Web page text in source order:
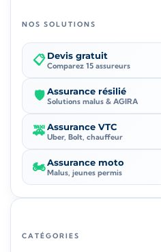
NOS SOLUTIONS
📋 Devis gratuit
Comparez 15 assureurs
🛡️ Assurance résilié
Solutions malus & AGIRA
🚕Assurance VTC
Uber, Bolt, chauffeur
🏍️Assurance moto
Malus, jeunes permis
CATÉGORIES